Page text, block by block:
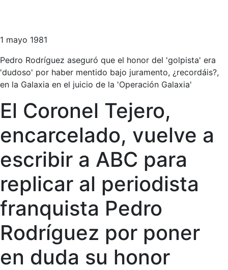
1 mayo 1981
Pedro Rodríguez aseguró que el honor del 'golpista' era
'dudoso' por haber mentido bajo juramento, ¿recordáis?,
en la Galaxia en el juicio de la 'Operación Galaxia'
El Coronel Tejero,
encarcelado, vuelve a
escribir a ABC para
replicar al periodista
franquista Pedro
Rodríguez por poner
en duda su honor